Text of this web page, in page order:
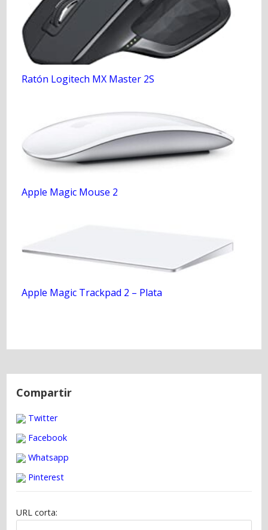
Ratón Logitech MX Master 2S
Apple Magic Mouse 2
Apple Magic Trackpad 2 – Plata
N
Compartir
Twitter
Facebook
Whatsapp
Pinterest
URL corta: